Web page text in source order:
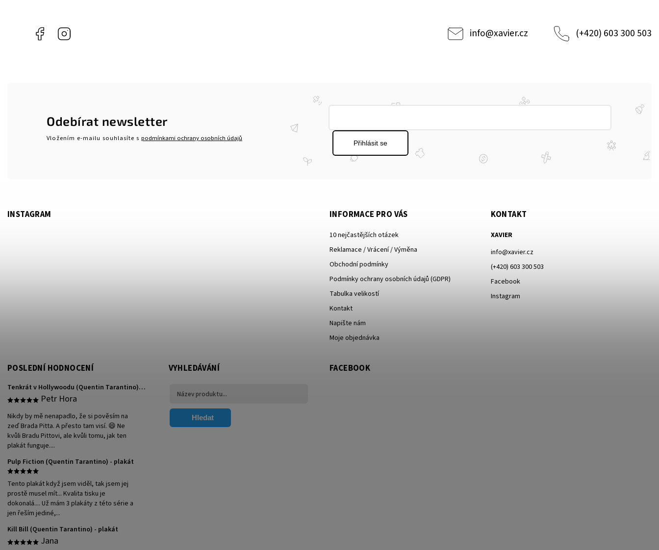
Facebook info@xavier.cz (+420) 603 300 503
Odebírat newsletter
Vložením e-mailu souhlasíte s podmínkami ochrany osobních údajů
Přihlásit se
INSTAGRAM INFORMACE PRO VÁS
10 nejčastějších otázek
Reklamace / Vrácení / Výměna
Obchodní podmínky
Podmínky ochrany osobních údajů (GDPR)
Tabulka velikostí
Kontakt
Napište nám
Moje objednávka
KONTAKT
XAVIER
info@xavier.cz
(+420) 603 300 503
Facebook
Instagram
POSLEDNÍ HODNOCENÍ
Tenkrát v Hollywoodu (Quentin Tarantino) - plakát
Petr Hora
Nikdy by mě nenapadlo, že si pověsím na
zeď Brada Pitta. A přesto tam visí. 😄 Ne
kvůli Bradu Pittovi, ale kvůli tomu, jak ten
plakát funguje....
Pulp Fiction (Quentin Tarantino) - plakát
Tento plakát když jsem viděl, tak jsem jej
prostě musel mít... Kvalita tisku je
dokonalá.... Už mám 3 plakáty z této série a
jen řeším jediné,...
Kill Bill (Quentin Tarantino) - plakát
Jana
VYHLEDÁVÁNÍ
Hledat
FACEBOOK